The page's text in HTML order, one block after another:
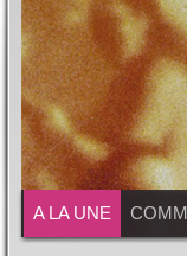
A LA UNE